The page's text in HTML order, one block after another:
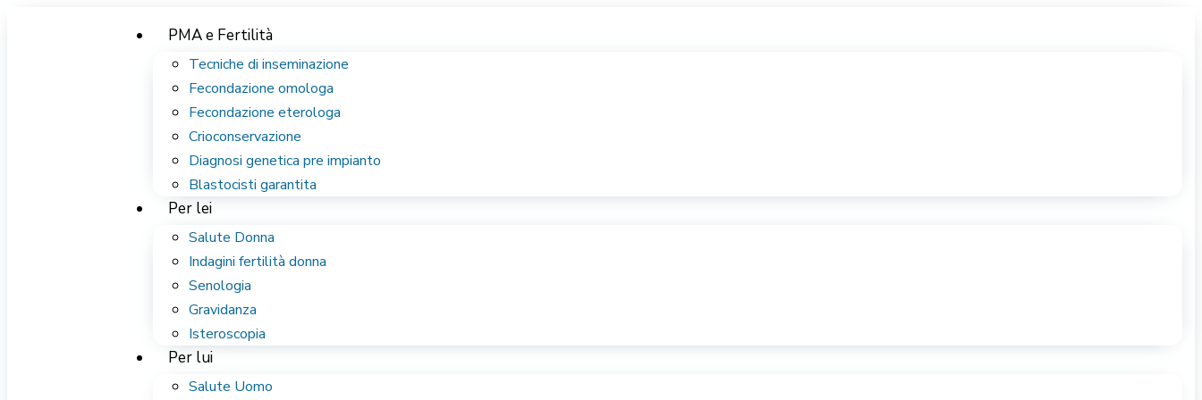
PMA e Fertilità
Tecniche di inseminazione
Fecondazione omologa
Fecondazione eterologa
Crioconservazione
Diagnosi genetica pre impianto
Blastocisti garantita
Per lei
Salute Donna
Indagini fertilità donna
Senologia
Gravidanza
Isteroscopia
Per lui
Salute Uomo